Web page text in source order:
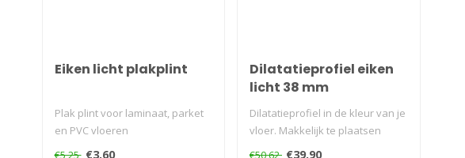
Eiken licht plakplint
Plak plint voor laminaat, parket
en PVC vloeren
€5,25 €3,60
Dilatatieprofiel eiken
licht 38 mm
Dilatatieprofiel in de kleur van je
vloer. Makkelijk te plaatsen
zonder te bore..
€50,62 €39,90